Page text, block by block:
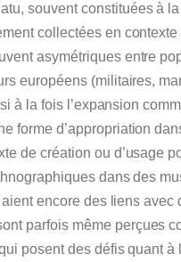
souvent constituées à
collectées en
asymétriques entre
européens (militaires,
à la fois l’expansion
forme d’appropriation
de création ou d’usage
dans des
encore des liens avec
parfois même perçues
posent des défis quant à